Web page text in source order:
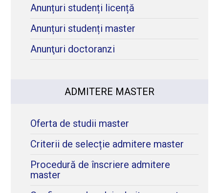
Anunțuri studenți licență
Anunțuri studenți master
Anunţuri doctoranzi
ADMITERE MASTER
Oferta de studii master
Criterii de selecție admitere master
Procedură de înscriere admitere
master